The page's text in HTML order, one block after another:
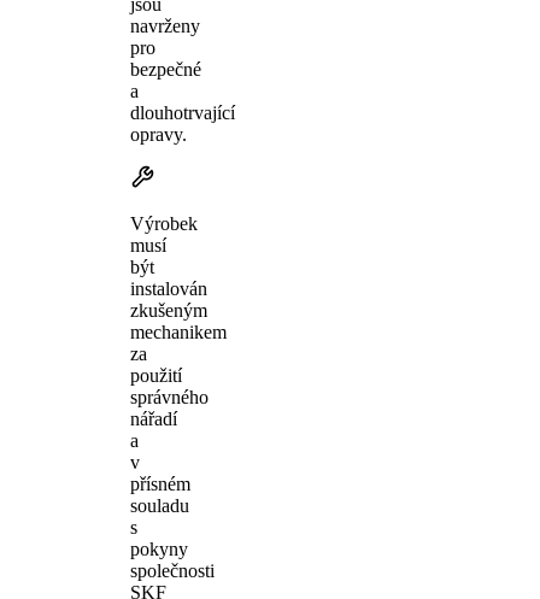
navrženy
pro
bezpečné
a
dlouhotrvající
opravy.
Výrobek
musí
být
instalován
zkušeným
mechanikem
za
použití
správného
nářadí
a
v
přísném
souladu
s
pokyny
společnosti
SKF